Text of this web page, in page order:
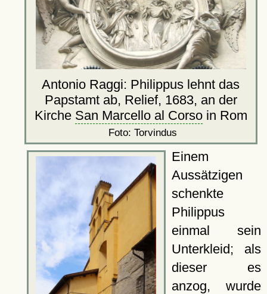
Antonio Raggi: Philippus lehnt das
Papstamt ab, Relief, 1683, an der
Kirche San Marcello al Corsoin Rom
Foto: Torvindus
Einem
Aussätzigen
schenkte
Philippus
einmal sein
Unterkleid; als
dieser es
anzog, wurde